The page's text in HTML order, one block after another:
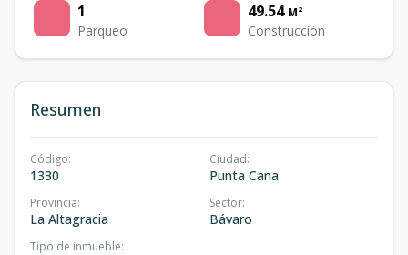
1
Parqueo
49.54 M²
Construcción
Resumen
Código:
1330
Ciudad:
Punta Cana
Provincia:
La Altagracia
Sector:
Bávaro
Tipo de inmueble: